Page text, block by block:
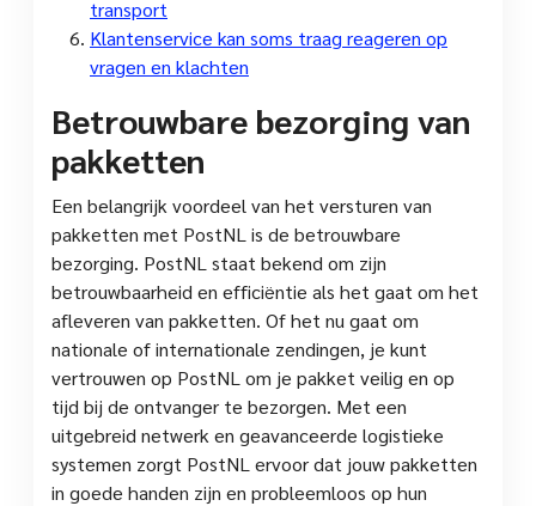
transport
Klantenservice kan soms traag reageren op
vragen en klachten
Betrouwbare bezorging van
pakketten
Een belangrijk voordeel van het versturen van
pakketten met PostNL is de betrouwbare
bezorging. PostNL staat bekend om zijn
betrouwbaarheid en efficiëntie als het gaat om het
afleveren van pakketten. Of het nu gaat om
nationale of internationale zendingen, je kunt
vertrouwen op PostNL om je pakket veilig en op
tijd bij de ontvanger te bezorgen. Met een
uitgebreid netwerk en geavanceerde logistieke
systemen zorgt PostNL ervoor dat jouw pakketten
in goede handen zijn en probleemloos op hun